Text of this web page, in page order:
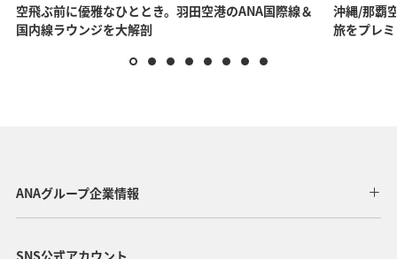
空飛ぶ前に優雅なひととき。羽田空港のANA国際線＆
国内線ラウンジを大解剖
沖縄/那覇
旅をプレ
ANAグループ企業情報
SNS公式アカウント